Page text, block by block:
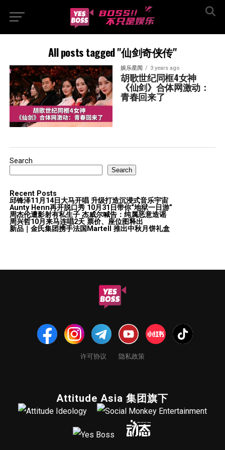
All posts tagged "仙剑奇侠传"
娱乐星闻 3 years ago
胡歌世纪同框4女神
《仙剑》合体网激动：
青春回来了
Search
Search
Recent Posts
邱锋泽11月14日大马开唱 升级打造沉浸式音乐宇宙
Aunty Henn再开脱口秀 10月31日带你“地狱一日游”
周杰伦遭影射有私生子 杰威尔喊告：纯属恶意造谣
周兴哲10月来马连唱2天 票价、座位图释出
新品｜金氏集团携手法国Martell 推出中秋月饼礼盒
许可协议 隐私政策
Attitude Asia 集团旗下